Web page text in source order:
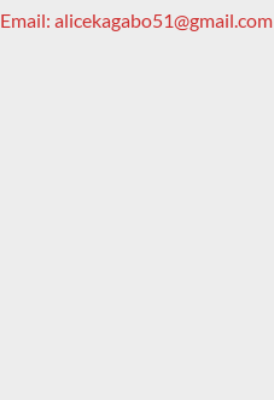
Email: alicekagabo51@gmail.com